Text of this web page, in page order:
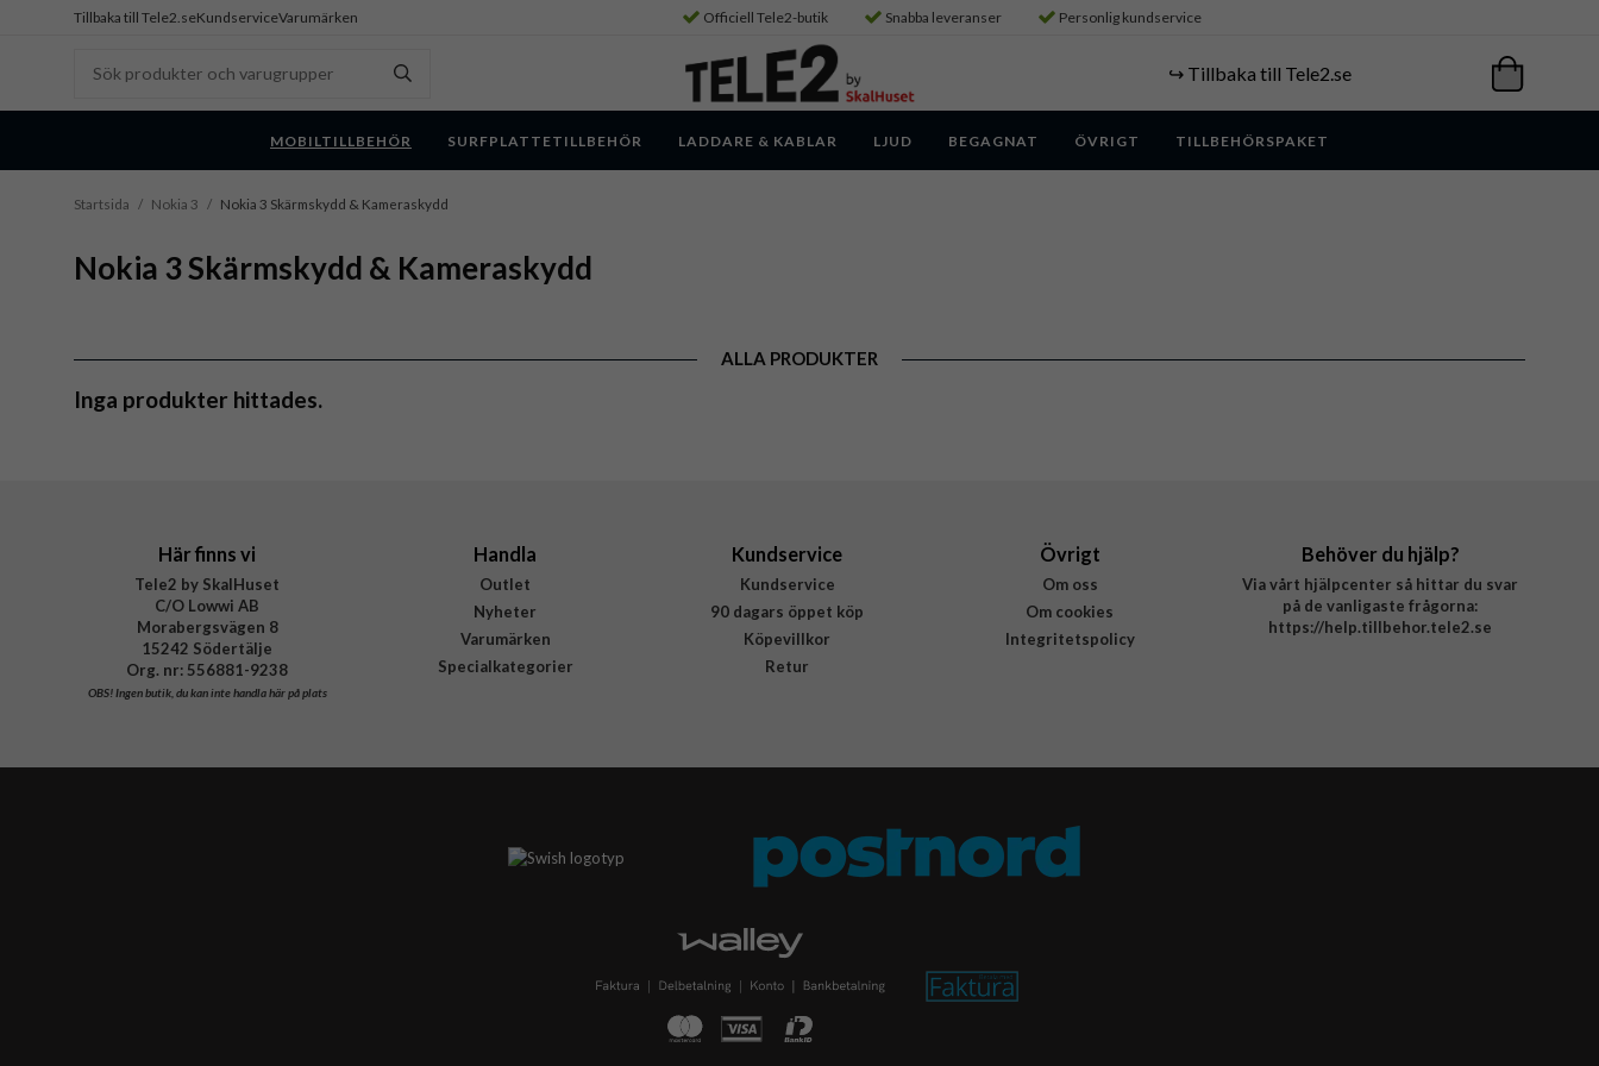
Tillbaka till Tele2.seKundserviceVarumärken Officiell Tele2-butik Snabba leveranser Personlig kundservice
↪️ Tillbaka till Tele2.se
MOBILTILLBEHÖR SURFPLATTETILLBEHÖR LADDARE & KABLAR LJUD BEGAGNAT ÖVRIGT TILLBEHÖRSPAKET
Startsida / Nokia 3 / Nokia 3 Skärmskydd & Kameraskydd
Nokia 3 Skärmskydd & Kameraskydd
ALLA PRODUKTER
Inga produkter hittades.
Här finns vi
Tele2 by SkalHuset
C/O Lowwi AB
Morabergsvägen 8
15242 Södertälje
Org. nr: 556881-9238
OBS!Ingen butik, du kan inte handla här på plats
Handla
Outlet
Nyheter
Varumärken
Specialkategorier
Kundservice
Kundservice
90 dagars öppet köp
Köpevillkor
Retur
Övrigt
Om oss
Om cookies
Integritetspolicy
Behöver du hjälp?
Via vårt hjälpcenter så hittar du svar
på de vanligaste frågorna:
https://help.tillbehor.tele2.se